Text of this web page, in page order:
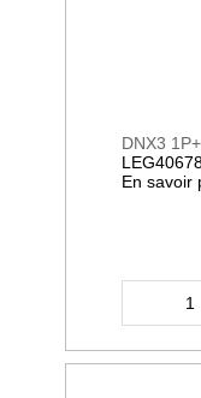
DNX3
En savoir